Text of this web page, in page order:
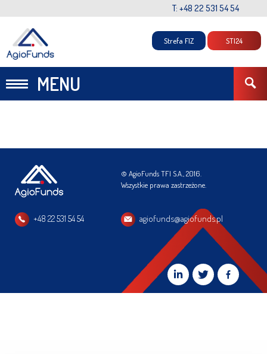
T: +48 22 531 54 54
MENU
Strefa FIZ STI24
© AgioFunds TFI S.A., 2016.
Wszystkie prawa zastrzeżone.
+48 22 531 54 54 agiofunds@agiofunds.pl